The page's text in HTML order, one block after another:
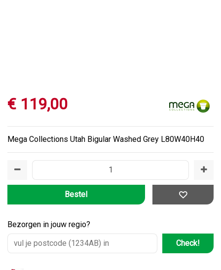
€ 119,00
Mega Collections Utah Bigular Washed Grey L80W40H40
Bezorgen in jouw regio?
Check!